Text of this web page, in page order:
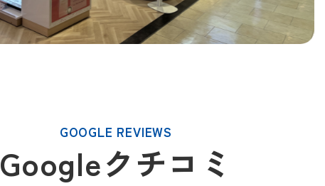
GOOGLE REVIEWS
Googleクチコミ